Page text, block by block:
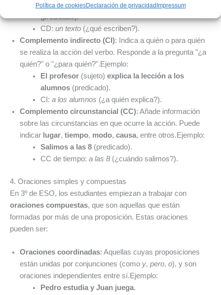
Política de cookiesDeclaración de privacidadImpressum
Los estudiantes(sujeto)escriben un texto
(predicado).
CD: un texto(¿qué escriben?).
Complemento indirecto (CI): Indica a quién o para quién
se realiza la acción del verbo. Responde a la pregunta "¿a
quién?" o "¿para quién?".Ejemplo:
El profesor(sujeto) explica la lección a los
alumnos(predicado).
CI: a los alumnos (¿a quién explica?).
Complemento circunstancial (CC): Añade información
sobre las circunstancias en que ocurre la acción. Puede
indicar lugar, tiempo, modo, causa, entre otros.Ejemplo:
Salimos a las 8(predicado).
CC de tiempo: a las 8(¿cuándo salimos?).
4. Oraciones simples y compuestas
En 3º de ESO, los estudiantes empiezan a trabajar con
oraciones compuestas, que son aquellas que están
formadas por más de una proposición. Estas oraciones
pueden ser:
Oraciones coordinadas: Aquellas cuyas proposiciones
están unidas por conjunciones (como y, pero, o), y son
oraciones independientes entre sí.Ejemplo:
Pedro estudia y Juan juega.